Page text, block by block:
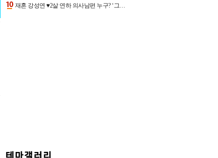
재혼 강성연 ♥2살 연하 의사남편 누구? ‘그알’ 자문의에 훈남 비주얼 초엘리트 스펙 [종합]